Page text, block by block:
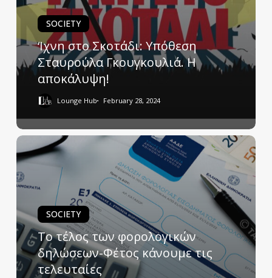
SOCIETY
‘Ιχνη στο Σκοτάδι: Υπόθεση
Σταυρούλα Γκουγκουλιά. Η
αποκάλυψη!
Lounge Hub February 28, 2024
SOCIETY
Το τέλος των φορολογικών
δηλώσεων-Φέτος κάνουμε τις
τελευταίες